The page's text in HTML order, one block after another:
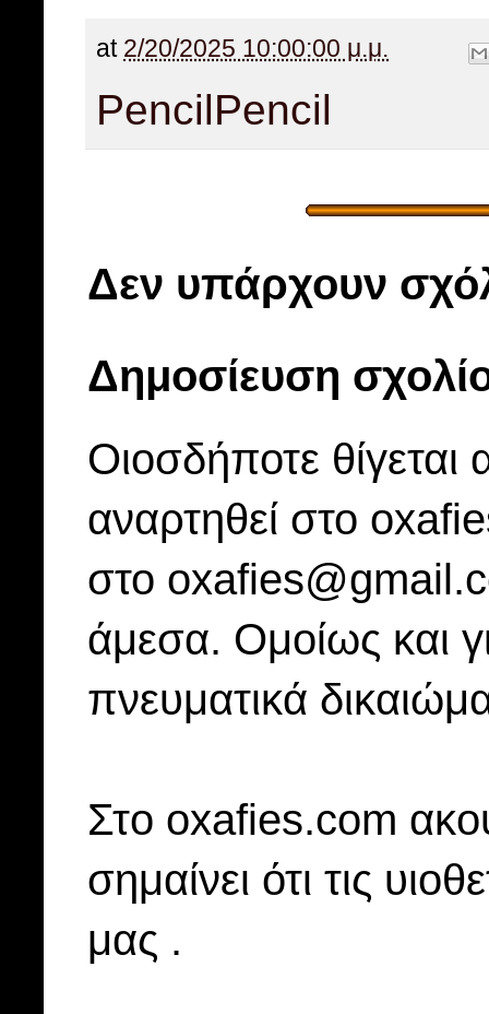
at 2/20/2025 10:00:00 μ.μ.
PencilPencil
Δεν υπάρχουν
Δημοσίευση
Οιοσδήποτε
αναρτηθεί στο
στο
άμεσα. Ομοίως και
πνευματικά
Στo oxafies.com
σημαίνει ότι τις
μας .